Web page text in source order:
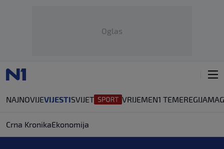
Oglas
NAJNOVIJEVIJESTISVIJET VRIJEMEN1 TEMEREGIJA
Crna KronikaEkonomija